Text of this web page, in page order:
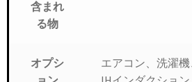
含まれ
る物
オプシ
エアコン、洗濯機